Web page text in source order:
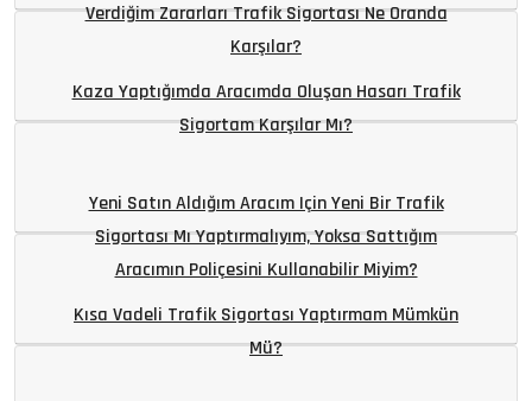
Verdiğim Zararları Trafik Sigortası Ne Oranda
Karşılar?
Kaza Yaptığımda Aracımda Oluşan Hasarı Trafik
Sigortam Karşılar Mı?
Yeni Satın Aldığım Aracım Için Yeni Bir Trafik
Sigortası Mı Yaptırmalıyım, Yoksa Sattığım
Aracımın Poliçesini Kullanabilir Miyim?
Kısa Vadeli Trafik Sigortası Yaptırmam Mümkün
Mü?